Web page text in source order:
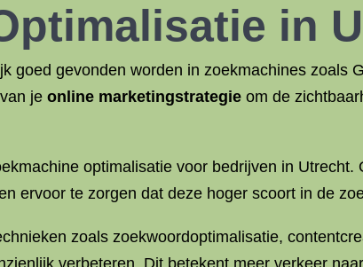
in
goed gevonden worden in zoekmachines zoals
je online marketingstrategie om de
optimalisatie voor bedrijven in
ervoor te zorgen dat deze hoger scoort in de
zoals zoekwoordoptimalisatie,
verbeteren. Dit betekent meer verkeer